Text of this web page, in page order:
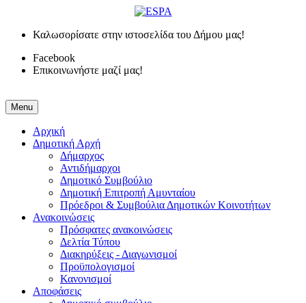
Καλωσορίσατε στην ιστοσελίδα του Δήμου μας!
Facebook
Επικοινωνήστε μαζί μας!
Menu
Αρχική
Δημοτική Αρχή
Δήμαρχος
Αντιδήμαρχοι
Δημοτικό Συμβούλιο
Δημοτική Επιτροπή Αμυνταίου
Πρόεδροι & Συμβούλια Δημοτικών Κοινοτήτων
Ανακοινώσεις
Πρόσφατες ανακοινώσεις
Δελτία Τύπου
Διακηρύξεις - Διαγωνισμοί
Προϋπολογισμοί
Κανονισμοί
Αποφάσεις